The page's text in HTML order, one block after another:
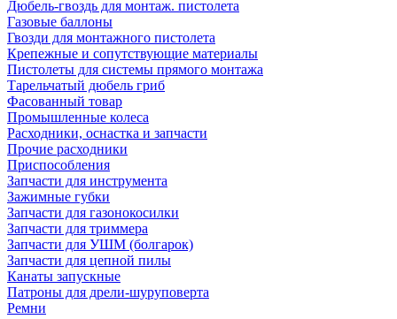
Дюбель-гвоздь для монтаж. пистолета
Газовые баллоны
Гвозди для монтажного пистолета
Крепежные и сопутствующие материалы
Пистолеты для системы прямого монтажа
Тарельчатый дюбель гриб
Фасованный товар
Промышленные колеса
Расходники, оснастка и запчасти
Прочие расходники
Приспособления
Запчасти для инструмента
Зажимные губки
Запчасти для газонокосилки
Запчасти для триммера
Запчасти для УШМ (болгарок)
Запчасти для цепной пилы
Канаты запускные
Патроны для дрели-шуруповерта
Ремни